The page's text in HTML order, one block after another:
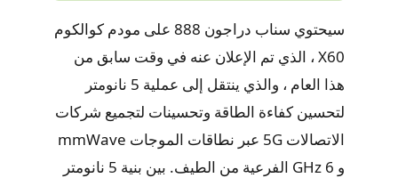
سيحتوي سناب دراجون 888 على مودم كوالكوم
X60 ، الذي تم الإعلان عنه في وقت سابق من
هذا العام ، والذي ينتقل إلى عملية 5 نانومتر
لتحسين كفاءة الطاقة وتحسينات لتجميع شركات
الاتصالات 5G عبر نطاقات الموجات mmWave
و 6 GHz الفرعية من الطيف. بين بنية 5 نانومتر